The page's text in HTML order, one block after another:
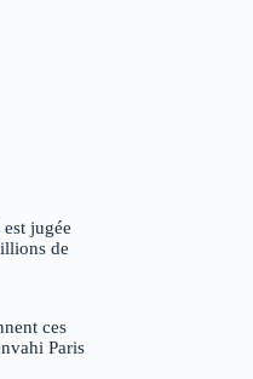
jugée
de
ces
Paris